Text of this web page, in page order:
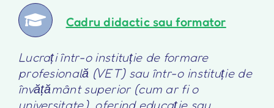
Cadru didactic sau formator
Lucrați într-o instituție de formare
profesională (VET) sau într-o instituție de
învățământ superior (cum ar fi o
universitate), oferind educație sau